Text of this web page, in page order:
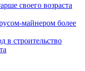
своего возраста
майнером более
в строительство